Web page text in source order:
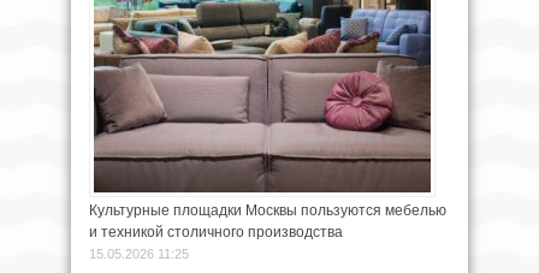
Культурные площадки Москвы пользуются мебелью
и техникой столичного производства
15.05.2026 11:25